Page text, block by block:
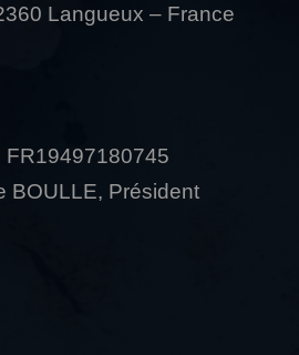
Langueux – France
FR19497180745
BOULLE, Président